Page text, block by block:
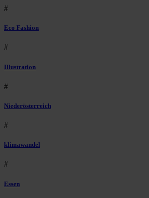
#
Eco Fashion
#
Illustration
#
Niederösterreich
#
klimawandel
#
Essen